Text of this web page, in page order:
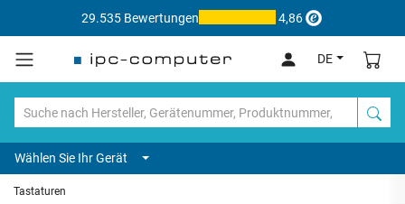
29.535 Bewertungen 4,86
DE
Wählen Sie Ihr Gerät
Tastaturen